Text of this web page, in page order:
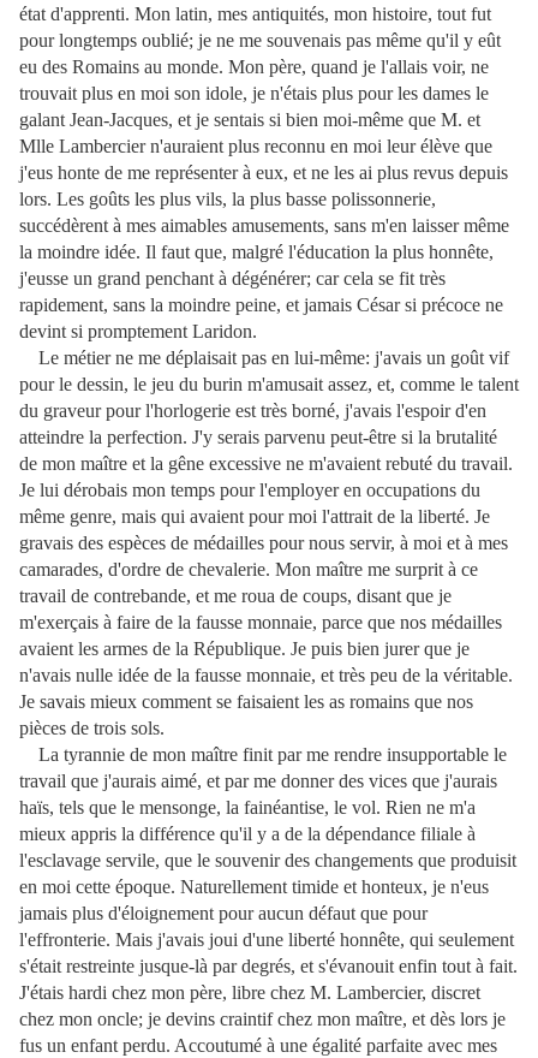
état d'apprenti. Mon latin, mes antiquités, mon histoire, tout fut
pour longtemps oublié; je ne me souvenais pas même qu'il y eût
eu des Romains au monde. Mon père, quand je l'allais voir, ne
trouvait plus en moi son idole, je n'étais plus pour les dames le
galant Jean-Jacques, et je sentais si bien moi-même que M. et
Mlle Lambercier n'auraient plus reconnu en moi leur élève que
j'eus honte de me représenter à eux, et ne les ai plus revus depuis
lors. Les goûts les plus vils, la plus basse polissonnerie,
succédèrent à mes aimables amusements, sans m'en laisser même
la moindre idée. Il faut que, malgré l'éducation la plus honnête,
j'eusse un grand penchant à dégénérer; car cela se fit très
rapidement, sans la moindre peine, et jamais César si précoce ne
devint si promptement Laridon.
Le métier ne me déplaisait pas en lui-même: j'avais un goût vif
pour le dessin, le jeu du burin m'amusait assez, et, comme le talent
du graveur pour l'horlogerie est très borné, j'avais l'espoir d'en
atteindre la perfection. J'y serais parvenu peut-être si la brutalité
de mon maître et la gêne excessive ne m'avaient rebuté du travail.
Je lui dérobais mon temps pour l'employer en occupations du
même genre, mais qui avaient pour moi l'attrait de la liberté. Je
gravais des espèces de médailles pour nous servir, à moi et à mes
camarades, d'ordre de chevalerie. Mon maître me surprit à ce
travail de contrebande, et me roua de coups, disant que je
m'exerçais à faire de la fausse monnaie, parce que nos médailles
avaient les armes de la République. Je puis bien jurer que je
n'avais nulle idée de la fausse monnaie, et très peu de la véritable.
Je savais mieux comment se faisaient les as romains que nos
pièces de trois sols.
La tyrannie de mon maître finit par me rendre insupportable le
travail que j'aurais aimé, et par me donner des vices que j'aurais
haïs, tels que le mensonge, la fainéantise, le vol. Rien ne m'a
mieux appris la différence qu'il y a de la dépendance filiale à
l'esclavage servile, que le souvenir des changements que produisit
en moi cette époque. Naturellement timide et honteux, je n'eus
jamais plus d'éloignement pour aucun défaut que pour
l'effronterie. Mais j'avais joui d'une liberté honnête, qui seulement
s'était restreinte jusque-là par degrés, et s'évanouit enfin tout à fait.
J'étais hardi chez mon père, libre chez M. Lambercier, discret
chez mon oncle; je devins craintif chez mon maître, et dès lors je
fus un enfant perdu. Accoutumé à une égalité parfaite avec mes